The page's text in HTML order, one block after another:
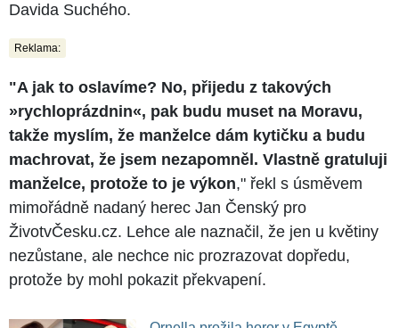
Davida Suchého.
Reklama:
"A jak to oslavíme? No, přijedu z takových
»rychloprázdnin«, pak budu muset na Moravu,
takže myslím, že manželce dám kytičku a budu
machrovat, že jsem nezapomněl. Vlastně gratuluji
manželce, protože to je výkon," řekl s úsměvem
mimořádně nadaný herec Jan Čenský pro
ŽivotvČesku.cz. Lehce ale naznačil, že jen u květiny
nezůstane, ale nechce nic prozrazovat dopředu,
protože by mohl pokazit překvapení.